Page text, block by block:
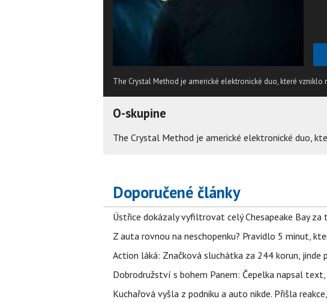
The Crystal Method je americké elektronické duo, které vzniklo
O-skupine
The Crystal Method je americké elektronické duo,
Doporučené články
Ústřice dokázaly vyfiltrovat celý Chesapeake Bay
Z auta rovnou na neschopenku? Pravidlo 5 minut,
Action láká: Značková sluchátka za 244 korun,
Dobrodružství s bohem Panem: Čepelka napsal
Kuchařová vyšla z podniku a auto nikde. Přišla